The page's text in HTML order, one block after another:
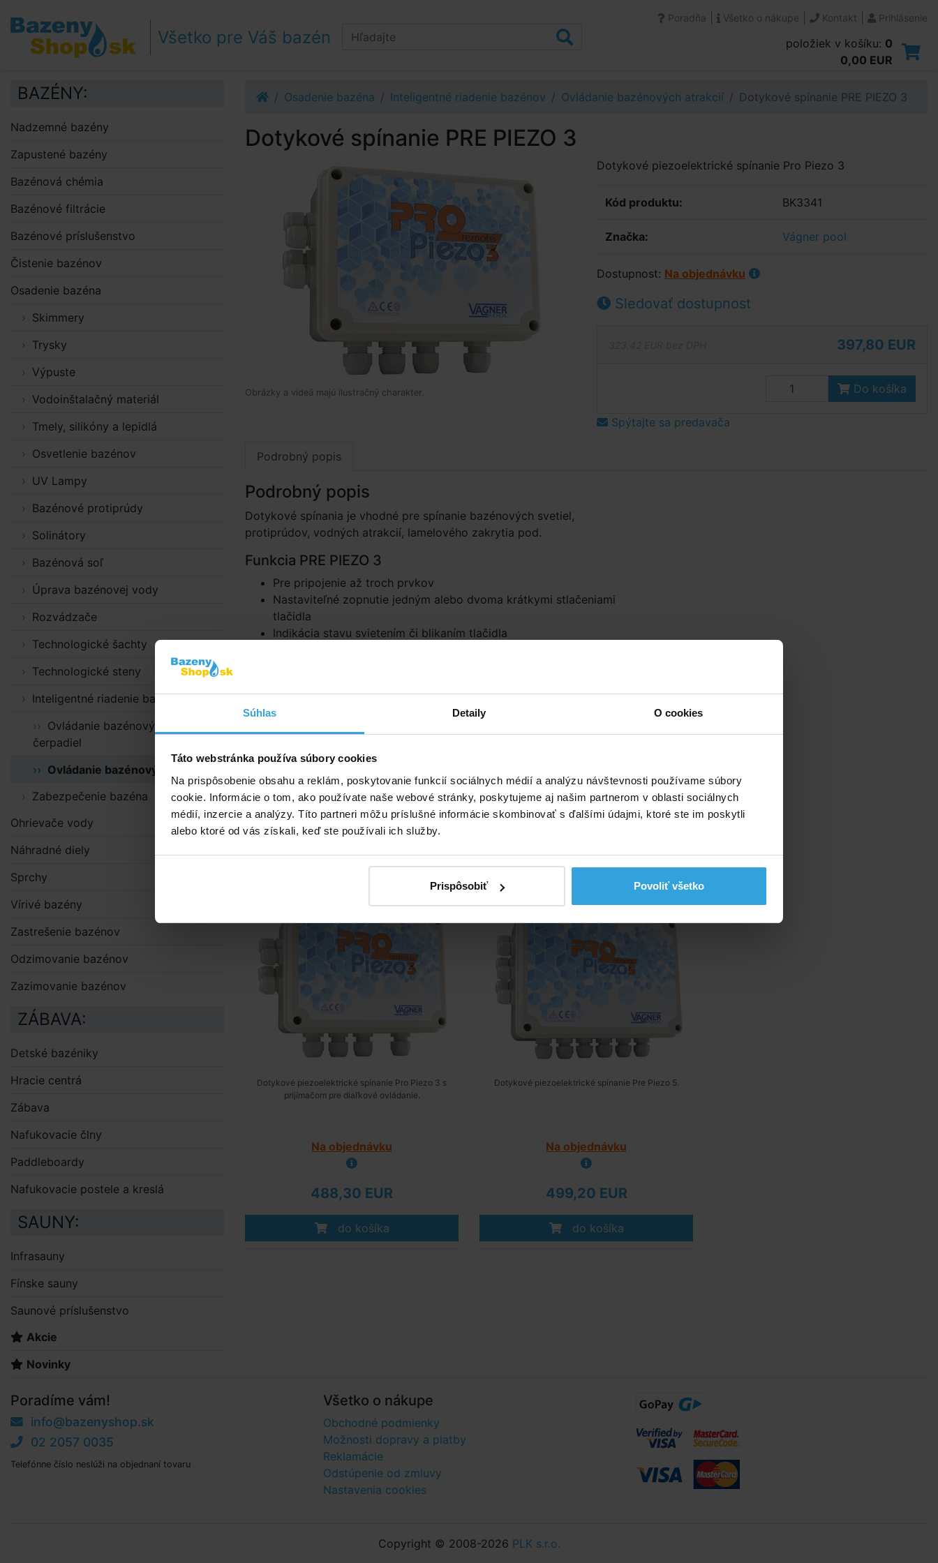
Súhlas Detaily O cookies
Táto webstránka používa súbory cookies
Na prispôsobenie obsahu a reklám, poskytovanie funkcií sociálnych médií a analýzu návštevnosti používame súbory
cookie. Informácie o tom, ako používate naše webové stránky, poskytujeme aj našim partnerom v oblasti sociálnych
médií, inzercie a analýzy. Títo partneri môžu príslušné informácie skombinovať s ďalšími údajmi, ktoré ste im poskytli
alebo ktoré od vás získali, keď ste používali ich služby.
Prispôsobiť Povoliť všetko
Prejsť na obsah
Prejsť k bočnému stĺpci
Klávesové skratky
Všetko pre Váš bazén
Poradňa Všetko o nákupe Kontakt Prihlásenie
položiek v košíku: 0
0,00 EUR
Osadenie bazéna Inteligentné riadenie bazénov Ovládanie bazénových atrakcií Dotykové spínanie PRE PIEZO 3
Dotykové spínanie PRE PIEZO 3
Obrázky a videá majú ilustračný charakter.
Dotykové piezoelektrické spínanie Pro Piezo 3
Kód produktu: BK3341
Značka: Vágner pool
Dostupnost: Na objednávku
Sledovať dostupnost
397,80 EUR
Do košíka
Spýtajte sa predavača
Podrobný popis
Podrobný popis
Dotykové spínania je vhodné pre spínanie bazénových svetiel,
protiprúdov, vodných atrakcií, lamelového zakrytia pod.
Funkcia PRE PIEZO 3
Pre pripojenie až troch prvkov
Nastaviteľné zopnutie jedným alebo dvoma krátkymi stlačeniami
tlačidla
Indikácia stavu svietením či blikaním tlačidla
technické údaje
krytie IP56
Nie je osadené príjmačom diaľkového ovládania
Montáž na stenu
Piezoelektrické tlačidlo nie je súčasťou balenia. (možno dokúpiť zvlášť)
Alternatívne produkty
prijímačom pre DO
Dotykové piezoelektrické spínanie Pro Piezo 3 s
prijímačom pre diaľkové ovládanie.
Na objednávku
488,30 EUR
do košíka
Dotykové piezoelektrické spínanie Pre Piezo 5.
Na objednávku
499,20 EUR
do košíka
BAZÉNY:
Nadzemné bazény
Zapustené bazény
Bazénová chémia
Bazénové filtrácie
Bazénové príslušenstvo
Čistenie bazénov
Osadenie bazéna
Skimmery
Trysky
Výpuste
Vodoinštalačný materiál
Tmely, silikóny a lepidlá
Osvetlenie bazénov
UV Lampy
Bazénové protiprúdy
Solinátory
Bazénová soľ
Úprava bazénovej vody
Rozvádzače
Technologické šachty
Technologické steny
Inteligentné riadenie bazénov
Ovládanie bazénových
čerpadiel
Ovládanie bazénových atrakcií
Zabezpečenie bazéna
Ohrievače vody
Náhradné diely
Sprchy
Vírivé bazény
Zastrešenie bazénov
Odzimovanie bazénov
Zazimovanie bazénov
ZÁBAVA:
Detské bazéniky
Hracie centrá
Zábava
Nafukovacie člny
Paddleboardy
Nafukovacie postele a kreslá
SAUNY:
Infrasauny
Fínske sauny
Saunové príslušenstvo
Akcie
Novinky
Poradíme vám!
info@bazenyshop.sk
02 2057 0035
Telefónne číslo neslúži na objednaní tovaru
Všetko o nákupe
Obchodné podmienky
Možnosti dopravy a platby
Reklamácie
Odstúpenie od zmluvy
Nastavenia cookies
Copyright © 2008-2026 PLK s.r.o.